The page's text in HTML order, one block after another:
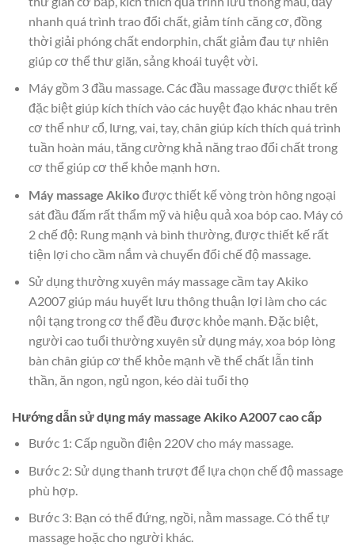
nhanh quá trình trao đổi chất, giảm tính căng cơ, đồng
thời giải phóng chất endorphin, chất giảm đau tự nhiên
giúp cơ thể thư giãn, sảng khoái tuyệt vời.
Máy gồm 3 đầu massage. Các đầu massage được thiết kế
đặc biệt giúp kích thích vào các huyệt đạo khác nhau trên
cơ thể như cổ, lưng, vai, tay, chân giúp kích thích quá trình
tuần hoàn máu, tăng cường khả năng trao đổi chất trong
cơ thể giúp cơ thể khỏe mạnh hơn.
Máy massage Akikođược thiết kế vòng tròn hông ngoại
sát đầu đấm rất thẩm mỹ và hiệu quả xoa bóp cao. Máy có
2 chế độ: Rung mạnh và bình thường, được thiết kế rất
tiện lợi cho cầm nắm và chuyển đổi chế độ massage.
Sử dụng thường xuyên máy massage cầm tay Akiko
A2007 giúp máu huyết lưu thông thuận lợi làm cho các
nội tạng trong cơ thể đều được khỏe mạnh. Đặc biệt,
người cao tuổi thường xuyên sử dụng máy, xoa bóp lòng
bàn chân giúp cơ thể khỏe mạnh về thể chất lẫn tinh
thần, ăn ngon, ngủ ngon, kéo dài tuổi thọ
Hướng dẫn sử dụng máy massage Akiko A2007 cao cấp
Bước 1: Cấp nguồn điện 220V cho máy massage.
Bước 2: Sử dụng thanh trượt để lựa chọn chế độ massage
phù hợp.
Bước 3: Bạn có thể đứng, ngồi, nằm massage. Có thể tự
massage hoặc cho người khác.